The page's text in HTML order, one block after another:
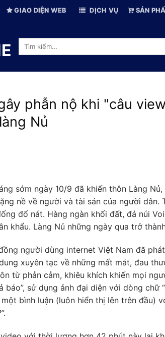
GIAO DIỆN WEB DỊCH VỤ SẢN
Tìm
phẫn nộ khi "câu
Nủ
sớm ngày 10/9 đã khiến thôn Làng
nề về người và tài sản của người dân.
đổ nát. Hàng ngàn khối đất, đá núi
khẩu. Làng Nủ những ngày qua trở
người dùng internet Việt Nam đã
xuyên tạc về những mất mát, đau
từ phản cảm, khiêu khích khiến mọi
sử dụng ảnh đại diện với dòng chữ
bình luận (luôn hiển thị lên trên đầu)